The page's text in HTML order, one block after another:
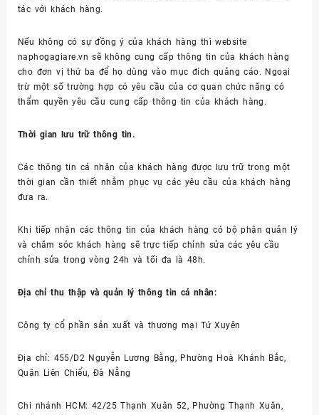
tác với khách hàng.
Nếu không có sự đồng ý của khách hàng thì website
naphogagiare.vn sẽ không cung cấp thông tin của khách hàng
cho đơn vị thứ ba để họ dùng vào mục đích quảng cáo. Ngoại
trừ một số trường hợp có yêu cầu của cơ quan chức năng có
thẩm quyền yêu cầu cung cấp thông tin của khách hàng.
Thời gian lưu trữ thông tin.
Các thông tin cá nhân của khách hàng được lưu trữ trong một
thời gian cần thiết nhằm phục vụ các yêu cầu của khách hàng
đưa ra.
Khi tiếp nhận các thông tin của khách hàng có bộ phận quản lý
và chăm sóc khách hàng sẽ trực tiếp chỉnh sửa các yêu cầu
chỉnh sửa trong vòng 24h và tối đa là 48h.
Địa chỉ thu thập và quản lý thông tin cá nhân:
Công ty cổ phần sản xuất và thương mại Tứ Xuyên
Địa chỉ: 455/D2 Nguyễn Lương Bằng, Phường Hoà Khánh Bắc,
Quận Liên Chiểu, Đà Nẵng
Chi nhánh HCM: 42/25 Thạnh Xuân 52, Phường Thạnh Xuân,